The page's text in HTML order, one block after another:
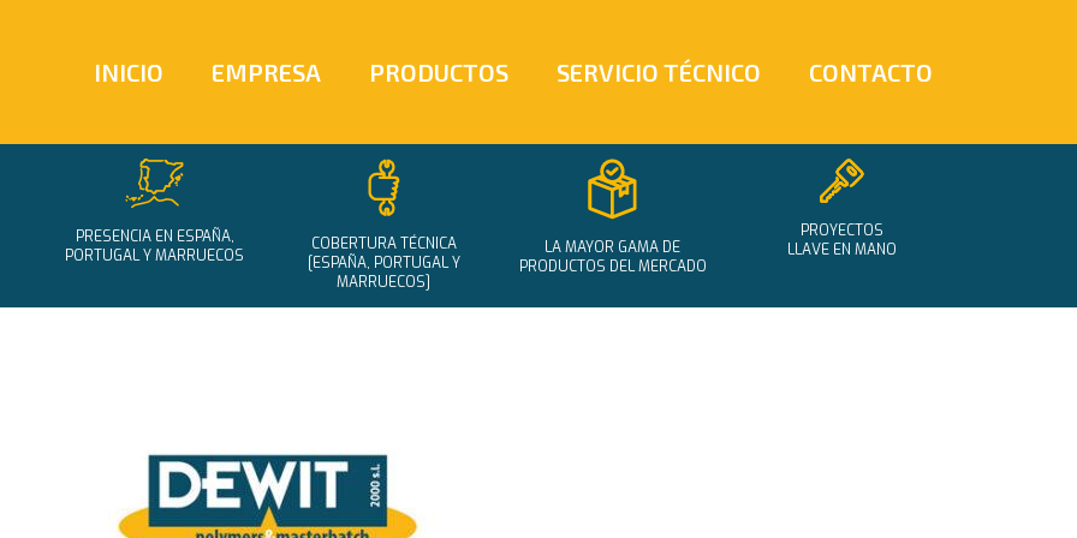
INICIO EMPRESA PRODUCTOS SERVICIO TÉCNICO CONTACTO
PRESENCIA EN ESPAÑA,
PORTUGAL Y MARRUECOS
COBERTURA TÉCNICA
[ESPAÑA, PORTUGAL Y
MARRUECOS]
LA MAYOR GAMA DE
PRODUCTOS DEL MERCADO
PROYECTOS
LLAVE EN MANO